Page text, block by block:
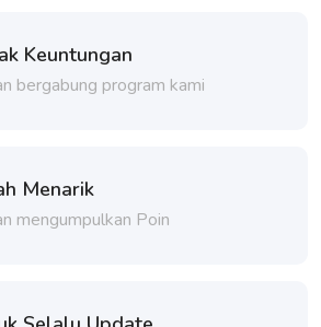
Keuntungan
bergabung program kami
Menarik
mengumpulkan Poin